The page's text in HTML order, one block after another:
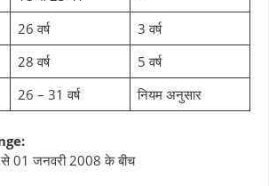
26 वर्ष
3 वर्ष
28 वर्ष
5 वर्ष
26 – 31 वर्ष नियम अनुसार
01 जनवरी 2008 के बीच